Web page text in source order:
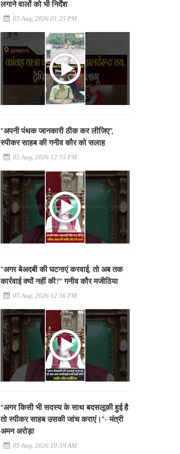
लगाने वालों को भी निर्देश
05 Aug, 2026 01:25 PM
"अपनी पंथक जानकारी ठीक कर लीजिए",
स्पीकर साहब की गनीव कौर को सलाह
05 Aug, 2026 12:55 PM
"अगर बेअदबी की घटनाएं करवाई, तो अब तक
कार्रवाई क्यों नहीं की?" गनीव कौर मजीठिया
05 Aug, 2026 12:36 PM
"अगर किसी भी सदस्य के साथ बदसलूकी हुई है
तो स्पीकर साहब उसकी जांच कराएं।"- मंत्री
अमन अरोड़ा
05 Aug, 2026 10:59 AM